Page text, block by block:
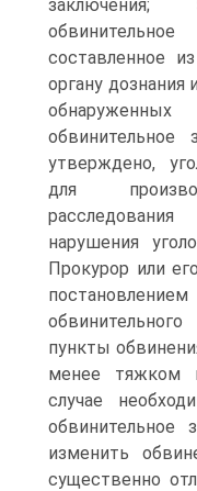
составленное
органу дознания
обвинительное
утверждено,
для
нарушения
Прокурор или
пункты
менее тяжком
случае
обвинительное
изменить
существенно